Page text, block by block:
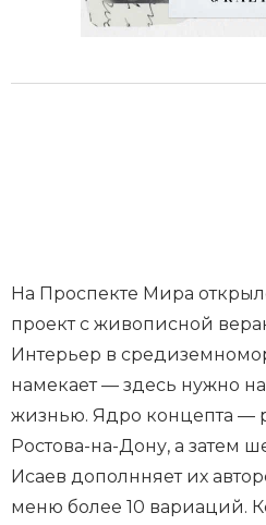
На Проспекте Мира
проект с живописной
Интерьер в
намекает — здесь нужно
жизнью. Ядро концепта —
Ростова-на-Дону, а затем
Исаев дополнняет их
меню более 10 вариаций.